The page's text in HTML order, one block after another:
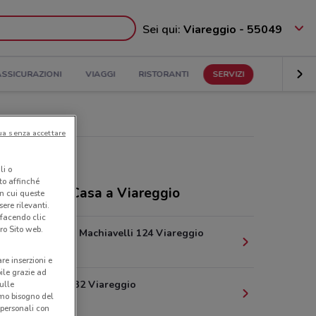
Sei qui: Viareggio - 55049
VIAGGI RISTORANTI SERVIZI
Tiscali Casa a Viareggio
Via Niccolo' Machiavelli 124 Viareggio
Via Regia 132 Viareggio
893 m
o
affinché
cui queste
rilevanti.
clic
Sito web.
inserzioni e
grazie ad
bisogno del
con
senza accettare